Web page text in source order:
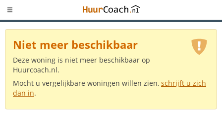
Niet meer beschikbaar
Deze woning is niet meer beschikbaar op
Huurcoach.nl.
Mocht u vergelijkbare woningen willen zien, schrijft u zich
dan in.